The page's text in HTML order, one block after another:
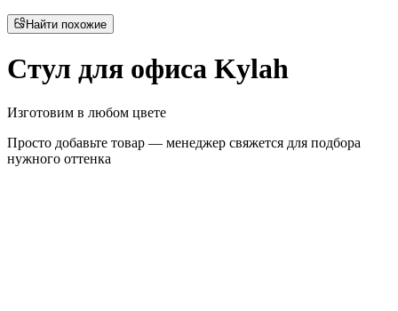
Найти похожие
Стул для офиса Kylah
Изготовим в любом цвете
Просто добавьте товар — менеджер свяжется для подбора
нужного оттенка